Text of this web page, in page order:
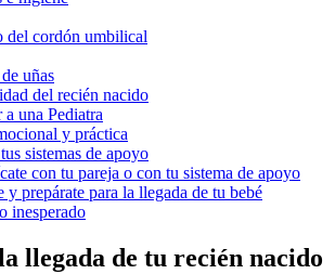
del cordón umbilical
uñas
del recién nacido
una Pediatra
y práctica
sistemas de apoyo
con tu pareja o con tu sistema de apoyo
y prepárate para la llegada de tu bebé
inesperado
llegada de tu recién nacido